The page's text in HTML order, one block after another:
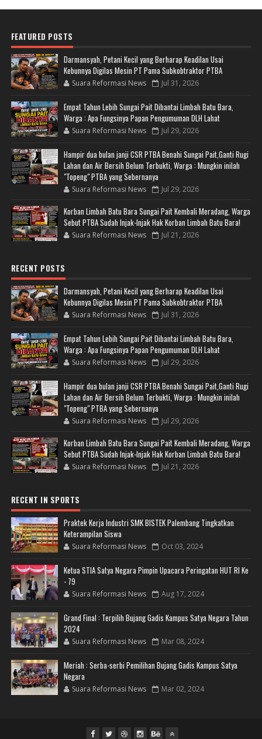
FEATURED POSTS
Darmansyah, Petani Kecil yang Berharap Keadilan Usai
Kebunnya Digilas Mesin PT Pama Subkobtraktor PTBA
Suara Reformasi News Jul 31, 2026
Empat Tahun Lebih Sungai Pait Dibantai Limbah Batu Bara,
Warga : Apa Fungsinya Papan Pengumuman DLH Lahat
Suara Reformasi News Jul 29, 2026
Hampir dua bulan janji CSR PTBA Benahi Sungai Pait,Ganti Rugi
Lahan dan Air Bersih Belum Terbukti, Warga : Mungkin inilah
"Topeng" PTBA yang Sebernanya
Suara Reformasi News Jul 29, 2026
Korban Limbah Batu Bara Sungai Pait Kembali Meradang, Warga
Sebut PTBA Sudah Injak-Injak Hak Korban Limbah Batu Bara!
Suara Reformasi News Jul 21, 2026
RECENT POSTS
Darmansyah, Petani Kecil yang Berharap Keadilan Usai
Kebunnya Digilas Mesin PT Pama Subkobtraktor PTBA
Suara Reformasi News Jul 31, 2026
Empat Tahun Lebih Sungai Pait Dibantai Limbah Batu Bara,
Warga : Apa Fungsinya Papan Pengumuman DLH Lahat
Suara Reformasi News Jul 29, 2026
Hampir dua bulan janji CSR PTBA Benahi Sungai Pait,Ganti Rugi
Lahan dan Air Bersih Belum Terbukti, Warga : Mungkin inilah
"Topeng" PTBA yang Sebernanya
Suara Reformasi News Jul 29, 2026
Korban Limbah Batu Bara Sungai Pait Kembali Meradang, Warga
Sebut PTBA Sudah Injak-Injak Hak Korban Limbah Batu Bara!
Suara Reformasi News Jul 21, 2026
RECENT IN SPORTS
Praktek Kerja Industri SMK BISTEK Palembang Tingkatkan
Keterampilan Siswa
Suara Reformasi News Oct 03, 2024
Ketua STIA Satya Negara Pimpin Upacara Peringatan HUT RI Ke
- 79
Suara Reformasi News Aug 17, 2024
Grand Final : Terpilih Bujang Gadis Kampus Satya Negara Tahun
2024
Suara Reformasi News Mar 08, 2024
Meriah : Serba-serbi Pemilihan Bujang Gadis Kampus Satya
Negara
Suara Reformasi News Mar 02, 2024